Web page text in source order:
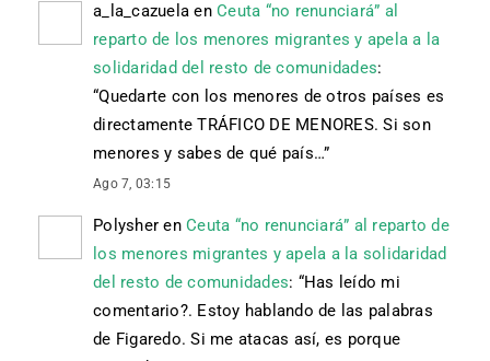
a_la_cazuela en Ceuta “no renunciará” al
reparto de los menores migrantes y apela a la
solidaridad del resto de comunidades:
“Quedarte con los menores de otros países es
directamente TRÁFICO DE MENORES. Si son
menores y sabes de qué país…”
Ago 7, 03:15
Polysher en Ceuta “no renunciará” al reparto de
los menores migrantes y apela a la solidaridad
del resto de comunidades: “Has leído mi
comentario?. Estoy hablando de las palabras
de Figaredo. Si me atacas así, es porque